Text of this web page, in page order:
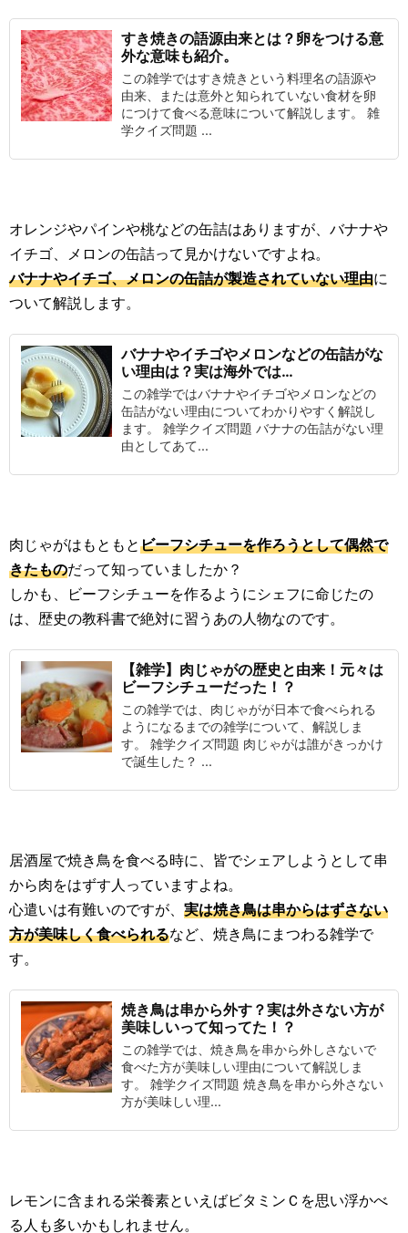
すき焼きの語源由来とは？卵をつける意
外な意味も紹介。
この雑学ではすき焼きという料理名の語源や
由来、または意外と知られていない食材を卵
につけて食べる意味について解説します。 雑
学クイズ問題 ...
オレンジやパインや桃などの缶詰はありますが、バナナや
イチゴ、メロンの缶詰って見かけないですよね。
バナナやイチゴ、メロンの缶詰が製造されていない理由に
ついて解説します。
バナナやイチゴやメロンなどの缶詰がな
い理由は？実は海外では…
この雑学ではバナナやイチゴやメロンなどの
缶詰がない理由についてわかりやすく解説し
ます。 雑学クイズ問題 バナナの缶詰がない理
由としてあて...
肉じゃがはもともとビーフシチューを作ろうとして偶然で
きたものだって知っていましたか？
しかも、ビーフシチューを作るようにシェフに命じたの
は、歴史の教科書で絶対に習うあの人物なのです。
【雑学】肉じゃがの歴史と由来！元々は
ビーフシチューだった！？
この雑学では、肉じゃがが日本で食べられる
ようになるまでの雑学について、解説しま
す。 雑学クイズ問題 肉じゃがは誰がきっかけ
で誕生した？ ...
居酒屋で焼き鳥を食べる時に、皆でシェアしようとして串
から肉をはずす人っていますよね。
心遣いは有難いのですが、 実は焼き鳥は串からはずさない
方が美味しく食べられるなど、焼き鳥にまつわる雑学で
す。
焼き鳥は串から外す？実は外さない方が
美味しいって知ってた！？
この雑学では、焼き鳥を串から外しさないで
食べた方が美味しい理由について解説しま
す。 雑学クイズ問題 焼き鳥を串から外さない
方が美味しい理...
レモンに含まれる栄養素といえばビタミンＣを思い浮かべ
る人も多いかもしれません。